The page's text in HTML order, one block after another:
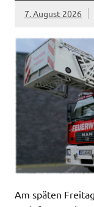
7. August 2026
Am späten